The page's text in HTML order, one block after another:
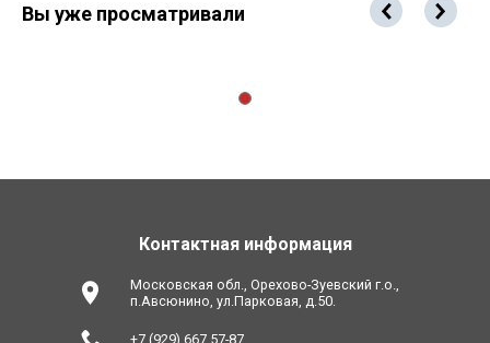
Вы уже просматривали
Контактная информация
Московская обл., Орехово-Зуевский г.о.,
п.Авсюнино, ул.Парковая, д.50.
+7 (929) 667 57-87